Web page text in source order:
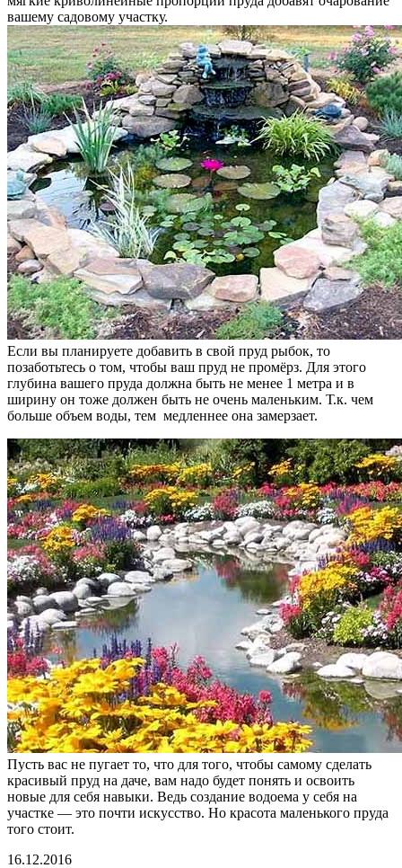
вашему садовому участку.
Если вы планируете добавить в свой пруд рыбок, то
позаботьтесь о том, чтобы ваш пруд не промёрз. Для этого
глубина вашего пруда должна быть не менее 1 метра и в
ширину он тоже должен быть не очень маленьким. Т.к. чем
больше объем воды, тем медленнее она замерзает.
Пусть вас не пугает то, что для того, чтобы самому сделать
красивый пруд на даче, вам надо будет понять и освоить
новые для себя навыки. Ведь создание водоема у себя на
участке — это почти искусство. Но красота маленького пруда
того стоит.
16.12.2016